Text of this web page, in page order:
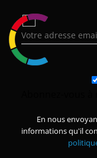
En nous
informations qu'il